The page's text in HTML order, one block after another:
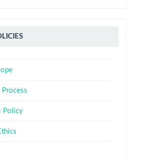
Process
Policy